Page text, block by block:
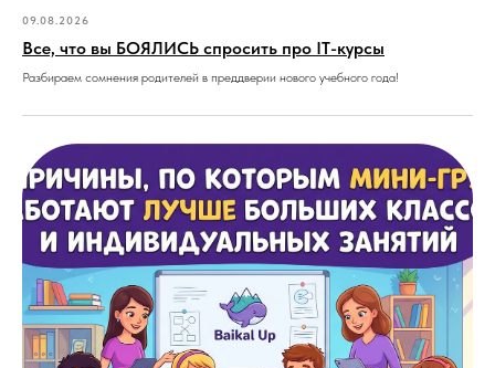
09.08.2026
Все, что вы БОЯЛИСЬ спросить про IT-курсы
Разбираем сомнения родителей в преддверии нового учебного года!